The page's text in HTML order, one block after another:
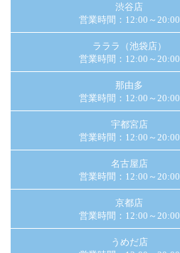
渋谷店
営業時間：12:00～20:00
ラララ（池袋店）
営業時間：12:00～20:00
那由多
営業時間：12:00～20:00
宇都宮店
営業時間：12:00～20:00
名古屋店
営業時間：12:00～20:00
京都店
営業時間：12:00～20:00
うめだ店